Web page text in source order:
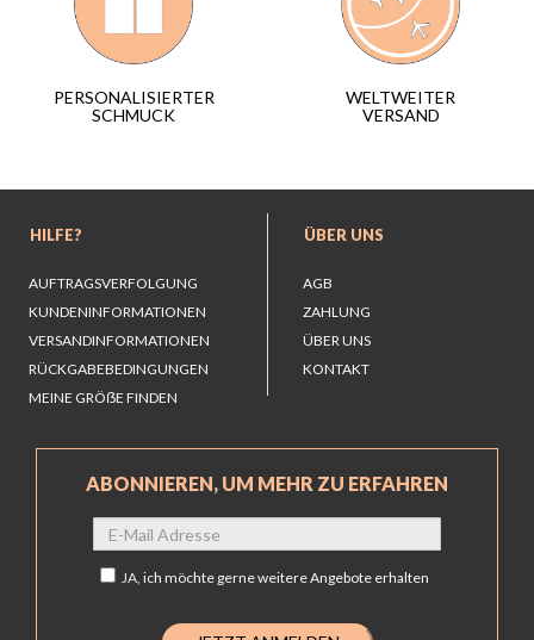
PERSONALISIERTER
SCHMUCK
WELTWEITER
VERSAND
HILFE?
AUFTRAGSVERFOLGUNG
KUNDENINFORMATIONEN
VERSANDINFORMATIONEN
RÜCKGABEBEDINGUNGEN
MEINE GRÖẞE FINDEN
ÜBER UNS
AGB
ZAHLUNG
ÜBER UNS
KONTAKT
ABONNIEREN, UM MEHR ZU ERFAHREN
JA, ich möchte gerne weitere Angebote erhalten